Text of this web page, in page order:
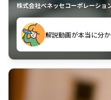
株式会社ベネッセコーポレーショ
古文漢文を主に使わ
のに非常に役立ってい
解説動画が本当に分か